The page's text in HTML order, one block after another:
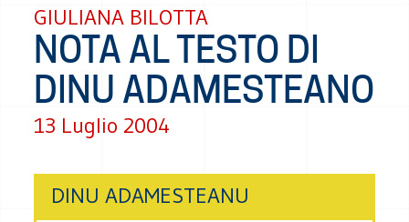
GIULIANA BILOTTA
NOTA AL TESTO DI
DINU ADAMESTEANO
13 Luglio 2004
DINU ADAMESTEANU